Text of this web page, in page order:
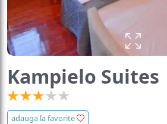
Kampielo Suites
adauga la favorite